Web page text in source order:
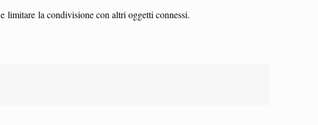
e limitare la condivisione con altri oggetti connessi.